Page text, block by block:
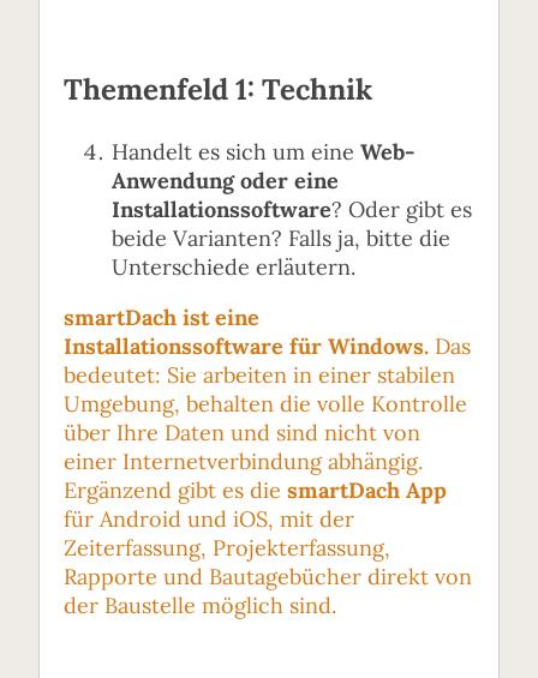
Themenfeld 1: Technik
Handelt es sich um eine Web-
Anwendung oder eine
Installationssoftware? Oder gibt es
beide Varianten? Falls ja, bitte die
Unterschiede erläutern.
smartDach ist eine
Installationssoftware für Windows. Das
bedeutet: Sie arbeiten in einer stabilen
Umgebung, behalten die volle Kontrolle
über Ihre Daten und sind nicht von
einer Internetverbindung abhängig.
Ergänzend gibt es die smartDach App
für Android und iOS, mit der
Zeiterfassung, Projekterfassung,
Rapporte und Bautagebücher direkt von
der Baustelle möglich sind.